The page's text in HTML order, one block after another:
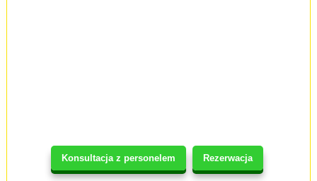
Konsultacja z personelem Rezerwacja